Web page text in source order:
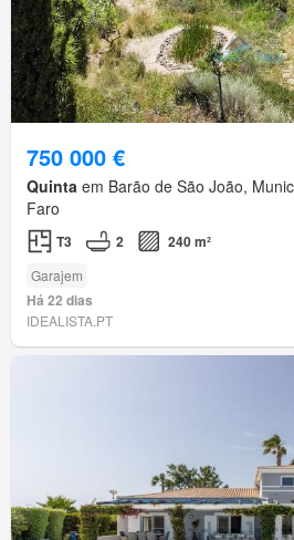
750 000 €
Quinta em Barão de São João,
Faro
T3 2 240 m²
Garajem
Há 22 dias
IDEALISTA.PT